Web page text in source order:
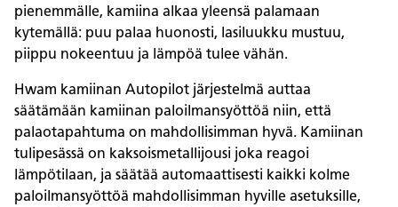
pienemmälle, kamiina alkaa yleensä palamaan
kytemällä: puu palaa huonosti, lasiluukku mustuu,
piippu nokeentuu ja lämpöä tulee vähän.
Hwam kamiinan Autopilot järjestelmä auttaa
säätämään kamiinan paloilmansyöttöä niin, että
palaotapahtuma on mahdollisimman hyvä. Kamiinan
tulipesässä on kaksoismetallijousi joka reagoi
lämpötilaan, ja säätää automaattisesti kaikki kolme
paloilmansyöttöä mahdollisimman hyville asetuksille,